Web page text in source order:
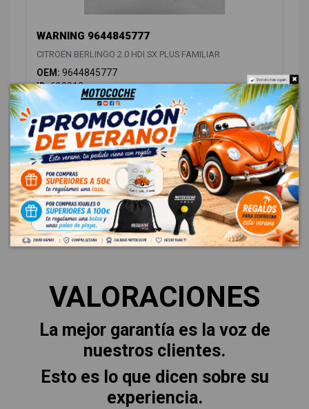
WARNING 9644845777
CITROËN BERLINGO 2.0 HDI SX PLUS FAMILIAR
OEM: 9644845777
ID:638012
12,00 € Sin IVA
14,52 € Con IVA
VALORACIONES
La mejor garantía es la voz de
nuestros clientes.
Esto es lo que dicen sobre su
experiencia.
Do not show again.